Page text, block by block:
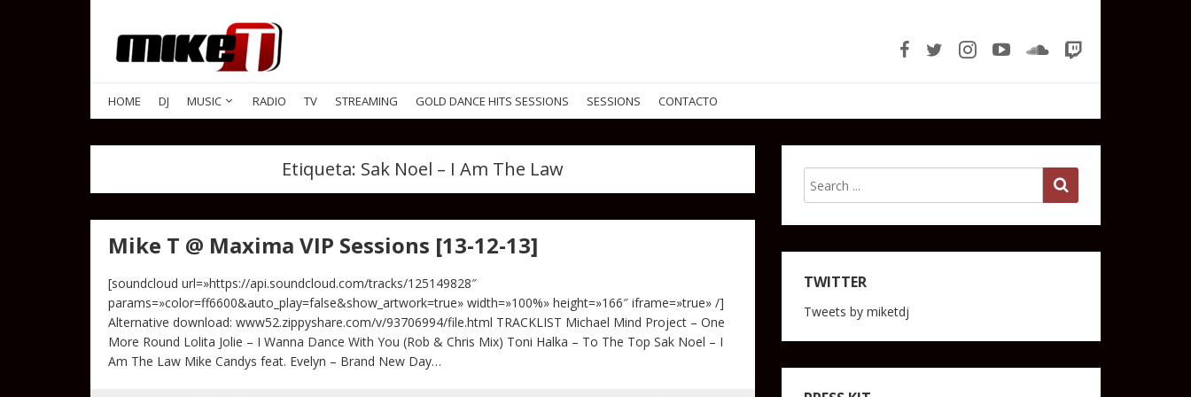
HOME DJ MUSIC RADIO TV STREAMING GOLD DANCE HITS SESSIONS SESSIONS CONTACTO
Etiqueta: Sak Noel – I Am The Law
Mike T @ Maxima VIP Sessions [13-12-13]
[soundcloud url=»https://api.soundcloud.com/tracks/125149828″
params=»color=ff6600&auto_play=false&show_artwork=true» width=»100%» height=»166″ iframe=»true» /]
Alternative download: www52.zippyshare.com/v/93706994/file.html TRACKLIST Michael Mind Project – One
More Round Lolita Jolie – I Wanna Dance With You (Rob & Chris Mix) Toni Halka – To The Top Sak Noel – I
Am The Law Mike Candys feat. Evelyn – Brand New Day…
TWITTER
Tweets by miketdj